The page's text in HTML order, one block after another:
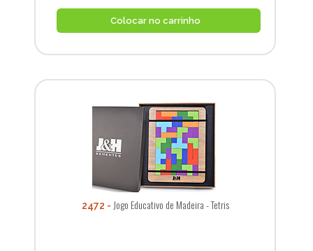
Colocar no carrinho
2472 Jogo Educativo de Madeira - Tetris